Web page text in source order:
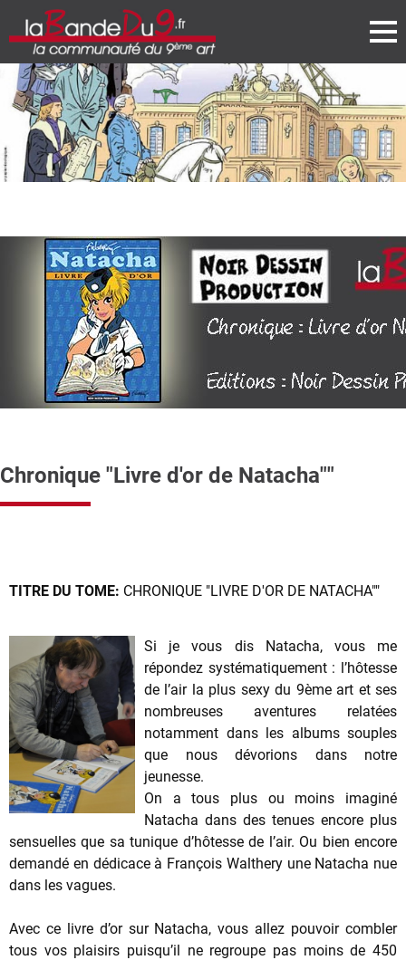
Chronique "Livre d'or de Natacha""
TITRE DU TOME: CHRONIQUE "LIVRE D'OR DE NATACHA""
Si je vous dis Natacha, vous me
répondez systématiquement : l’hôtesse
de l’air la plus sexy du 9ème art et ses
nombreuses aventures relatées
notamment dans les albums souples
que nous dévorions dans notre
jeunesse.
On a tous plus ou moins imaginé
Natacha dans des tenues encore plus
sensuelles que sa tunique d’hôtesse de l’air. Ou bien encore
demandé en dédicace à François Walthery une Natacha nue
dans les vagues.
Avec ce livre d’or sur Natacha, vous allez pouvoir combler
tous vos plaisirs puisqu’il ne regroupe pas moins de 450